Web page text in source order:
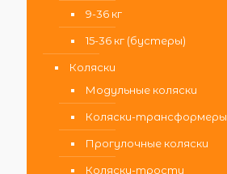
9-36 кг
15-36 кг (бустеры)
Коляски
Модульные коляски
Коляски-трансформеры
Прогулочные коляски
Коляски-трости